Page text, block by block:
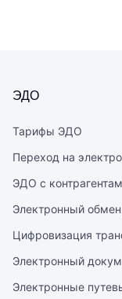
ЭДО
Тарифы ЭДО
Переход на
ЭДО с
Электронный
Цифровизация
Электронный
Электронные